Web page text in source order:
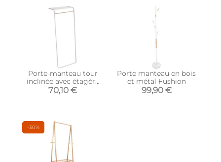
Porte-manteau tour
inclinée avec étagère
(Blanc)
70,10 €
Porte manteau en bois
et métal Fushion
99,90 €
-30%